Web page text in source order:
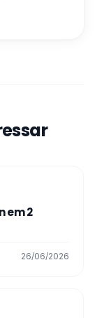
em 2
26/06/2026